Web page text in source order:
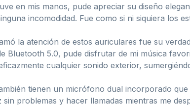
en mis manos, pude apreciar su diseño
incomodidad. Fue como si ni siquiera los
la atención de estos auriculares fue su
Bluetooth 5.0, pude disfrutar de mi música
cualquier sonido exterior,
tienen un micrófono dual incorporado
problemas y hacer llamadas mientras me